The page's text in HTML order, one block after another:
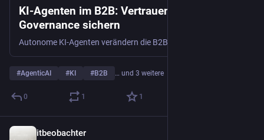
KI-Agenten im B2B: Vertrauen durch
Governance sichern
#AgenticAI #KI #B2B … und 3 weitere
0 1 1
itbeobachter